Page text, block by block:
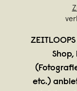
Shop,
etc.)